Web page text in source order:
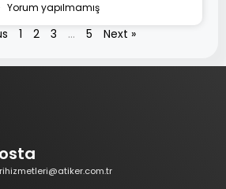
Yorum yapılmamış
1 2 3 … 5 Next »